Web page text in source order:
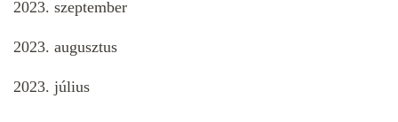
2023. szeptember
2023. augusztus
2023. július